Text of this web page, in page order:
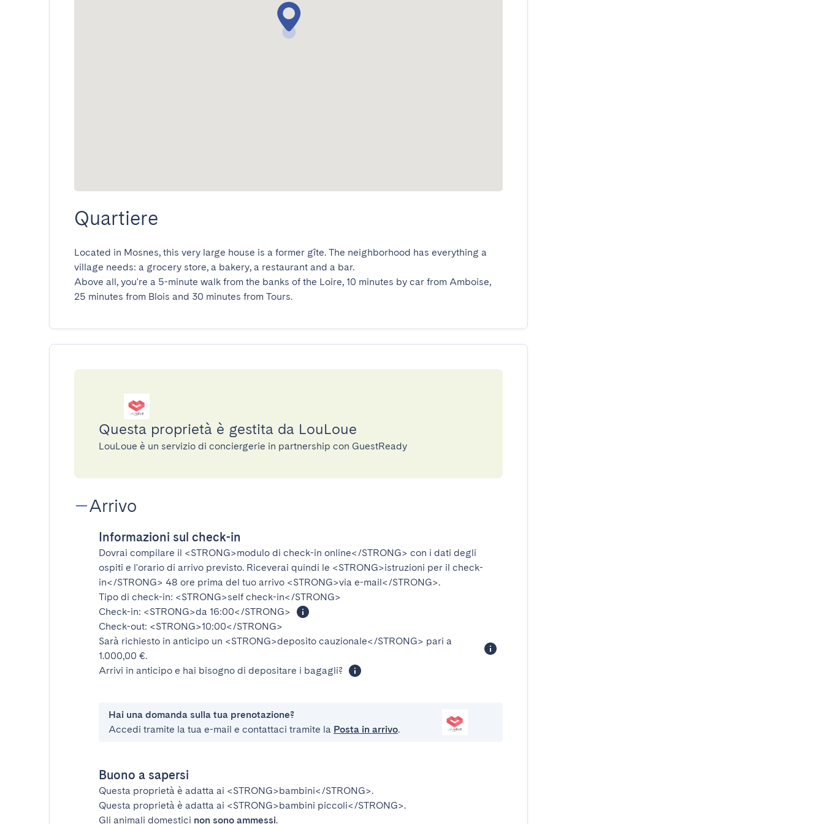
Quartiere
Located in Mosnes, this very large house is a former gîte. The neighborhood has everything a
village needs: a grocery store, a bakery, a restaurant and a bar.
Above all, you're a 5-minute walk from the banks of the Loire, 10 minutes by car from Amboise,
25 minutes from Blois and 30 minutes from Tours.
Questa proprietà è gestita da LouLoue
LouLoue è un servizio di conciergerie in partnership con GuestReady
Arrivo
Informazioni sul check-in
Dovrai compilare il <STRONG>modulo di check-in online</STRONG> con i dati degli
ospiti e l'orario di arrivo previsto. Riceverai quindi le <STRONG>istruzioni per il check-
in</STRONG> 48 ore prima del tuo arrivo <STRONG>via e-mail</STRONG>.
Tipo di check-in: <STRONG>self check-in</STRONG>
Check-in: <STRONG>da 16:00</STRONG>
Check-out: <STRONG>10:00</STRONG>
Sarà richiesto in anticipo un <STRONG>deposito cauzionale</STRONG> pari a
1.000,00 €.
Arrivi in anticipo e hai bisogno di depositare i bagagli?
Hai una domanda sulla tua prenotazione?
Accedi tramite la tua e-mail e contattaci tramite la Posta in arrivo.
Buono a sapersi
Questa proprietà è adatta ai <STRONG>bambini</STRONG>.
Questa proprietà è adatta ai <STRONG>bambini piccoli</STRONG>.
Gli animali domestici non sono ammessi.